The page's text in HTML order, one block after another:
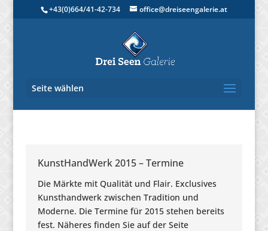
+43(0)664/41-42-734 office@dreiseengalerie.at
Seite wählen
KunstHandWerk 2015 – Termine
Die Märkte mit Qualität und Flair. Exclusives
Kunsthandwerk zwischen Tradition und
Moderne. Die Termine für 2015 stehen bereits
fest. Näheres finden Sie auf der Seite